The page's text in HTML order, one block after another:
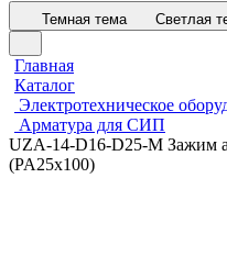
Темная тема Светлая
Главная
Каталог
Электротехническое
Арматура для СИП
UZA-14-D16-D25-M Зажим
(PA25x100)